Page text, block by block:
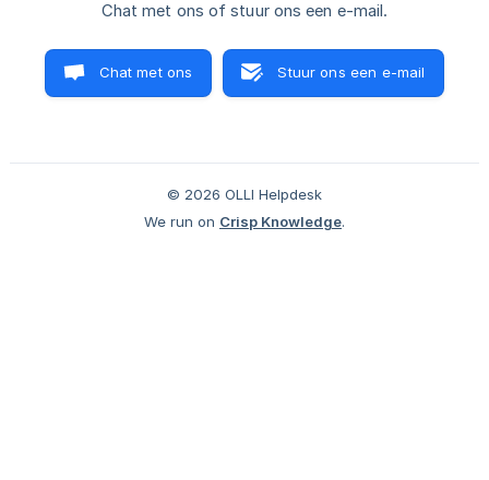
Chat met ons of stuur ons een e-mail.
Chat met ons Stuur ons een e-mail
© 2026 OLLI Helpdesk
We run on Crisp Knowledge.